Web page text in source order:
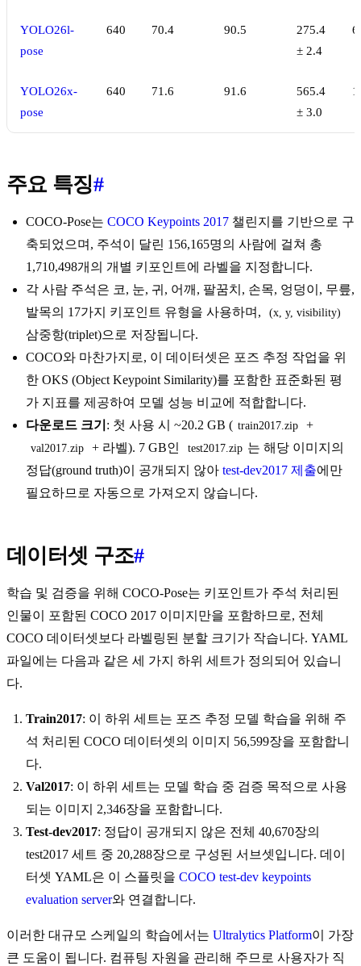
YOLO26l-
pose
640 70.4 90.5
275.4
± 2.4
YOLO26x-
pose
640 71.6 91.6
565.4
± 3.0
주요 특징#
COCO-Pose는 COCO Keypoints 2017 챌린지를 기반으로 구
축되었으며, 주석이 달린 156,165명의 사람에 걸쳐 총
1,710,498개의 개별 키포인트에 라벨을 지정합니다.
각 사람 주석은 코, 눈, 귀, 어깨, 팔꿈치, 손목, 엉덩이, 무릎,
발목의 17가지 키포인트 유형을 사용하며,
(x, y, visibility)
삼중항(triplet)으로 저장됩니다.
COCO와 마찬가지로, 이 데이터셋은 포즈 추정 작업을 위
한 OKS (Object Keypoint Similarity)를 포함한 표준화된 평
가 지표를 제공하여 모델 성능 비교에 적합합니다.
다운로드 크기 : 첫 사용 시 ~20.2 GB ( train2017.zip +
val2017.zip + 라벨). 7 GB인 test2017.zip 는 해당 이미지의
정답(ground truth)이 공개되지 않아 test-dev2017 제출에만
필요하므로 자동으로 가져오지 않습니다.
데이터셋 구조#
학습 및 검증을 위해 COCO-Pose는 키포인트가 주석 처리된
인물이 포함된 COCO 2017 이미지만을 포함하므로, 전체
COCO 데이터셋보다 라벨링된 분할 크기가 작습니다. YAML
파일에는 다음과 같은 세 가지 하위 세트가 정의되어 있습니
다.
Train2017: 이 하위 세트는 포즈 추정 모델 학습을 위해 주
석 처리된 COCO 데이터셋의 이미지 56,599장을 포함합니
다.
Val2017: 이 하위 세트는 모델 학습 중 검증 목적으로 사용
되는 이미지 2,346장을 포함합니다.
Test-dev2017: 정답이 공개되지 않은 전체 40,670장의
test2017 세트 중 20,288장으로 구성된 서브셋입니다. 데이
터셋 YAML은 이 스플릿을 COCO test-dev keypoints
evaluation server와 연결합니다.
이러한 대규모 스케일의 학습에서는 Ultralytics Platform이 가장
큰 도움이 됩니다. 컴퓨팅 자원을 관리해 주므로 사용자가 직